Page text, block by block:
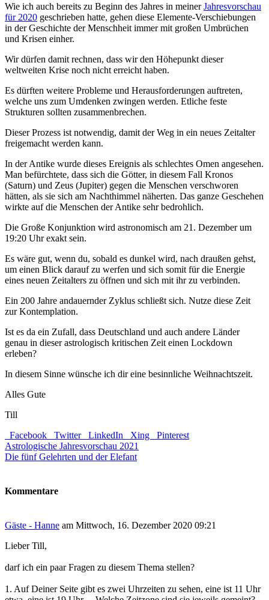
Wie ich auch bereits zu Beginn des Jahres in meinerJahresvorschau
für 2020 geschrieben hatte, gehen diese Elemente-Verschiebungen
in der Geschichte der Menschheit immer mit großen Umbrüchen
und Krisen einher.
Wir dürfen damit rechnen, dass wir den Höhepunkt dieser
weltweiten Krise noch nicht erreicht haben.
Es dürften weitere Probleme und Herausforderungen auftreten,
welche uns zum Umdenken zwingen werden. Etliche feste
Strukturen sollten zusammenbrechen.
Dieser Prozess ist notwendig, damit der Weg in ein neues Zeitalter
freigemacht werden kann.
In der Antike wurde dieses Ereignis als schlechtes Omen angesehen.
Man befürchtete, dass sich die Götter, in diesem Fall Kronos
(Saturn) und Zeus (Jupiter) gegen die Menschen verschworen
hätten, als sie sich am Nachthimmel näherten. Das ganze Geschehen
wirkte auf die Menschen der Antike sehr bedrohlich.
Die Große Konjunktion wird astronomisch am 21. Dezember um
19:20 Uhr exakt sein.
Es wäre gut, wenn du, sobald es dunkel wird, nach draußen gehst,
um einen Blick darauf zu werfen und sich somit für die Energie
eines neuen Zeitalters zu öffnen und sich mit ihr zu verbinden.
Ein 200 Jahre andauernder Zyklus schließt sich. Nutze diese Zeit
zur Kontemplation.
Ist es da ein Zufall, dass Deutschland und auch andere Länder
genau in dieser astrologisch kritischen Zeit einen Lockdown
erleben?
In diesem Sinne wünsche ich dir eine besinnliche Weihnachtszeit.
Alles Gute
Till
Facebook
Twitter LinkedIn Xing
Pinterest
Astrologische Jahresvorschau 2021
Die fünf Gelehrten und der Elefant
Kommentare
Gäste - Hanne am Mittwoch, 16. Dezember 2020 09:21
Lieber Till,
darf ich ein paar Fragen zu diesem Thema stellen?
1. Auf Deiner Seite gibt es zwei Uhrzeiten zu sehen, eine ist 11 Uhr